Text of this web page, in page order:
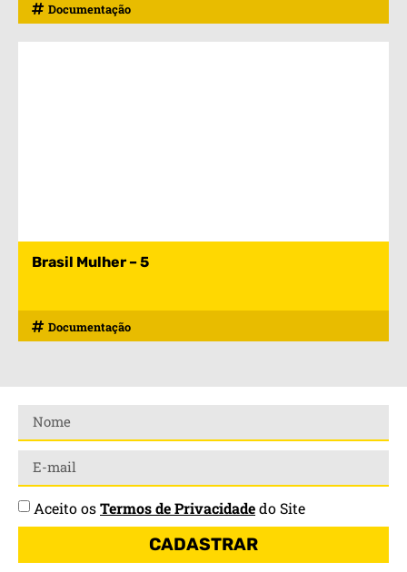
Documentação
Brasil Mulher – 5
Documentação
Aceito osTermos de Privacidadedo Site
CADASTRAR